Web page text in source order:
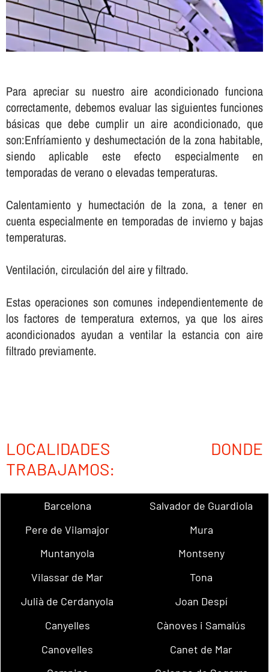
Para apreciar su nuestro aire acondicionado funciona
correctamente, debemos evaluar las siguientes funciones
básicas que debe cumplir un aire acondicionado, que
son:Enfrí­amiento y deshumectación de la zona habitable,
siendo aplicable este efecto especialmente en
temporadas de verano o elevadas temperaturas.
Calentamiento y humectación de la zona, a tener en
cuenta especialmente en temporadas de invierno y bajas
temperaturas.
Ventilación, circulación del aire y filtrado.
Estas operaciones son comunes independientemente de
los factores de temperatura externos, ya que los aires
acondicionados ayudan a ventilar la estancia con aire
filtrado previamente.
LOCALIDADES DONDE
TRABAJAMOS:
Barcelona
Salvador de Guardiola
Pere de Vilamajor
Mura
Muntanyola
Montseny
Vilassar de Mar
Tona
Julià de Cerdanyola
Joan Despí
Canyelles
Cànoves i Samalús
Canovelles
Canet de Mar